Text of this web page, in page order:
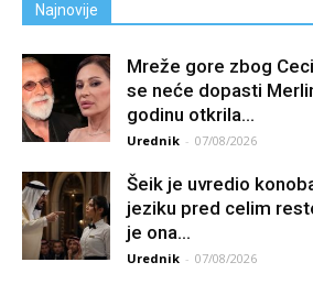
Najnovije
Mreže gore zbog
se neće dopasti
godinu otkrila...
Urednik - 07/08/2026
Šeik je uvredio
jeziku pred celim
je ona...
Urednik - 07/08/2026